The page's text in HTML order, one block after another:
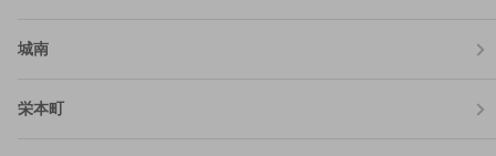
城南
栄本町